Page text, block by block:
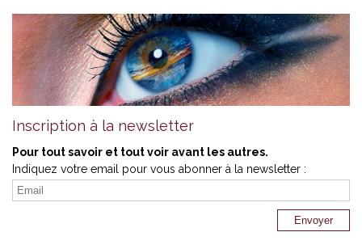
Inscription à la newsletter
Pour tout savoir et tout voir avant les autres.
Indiquez votre email pour vous abonner à la newsletter :